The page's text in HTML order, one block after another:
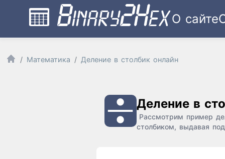
О сайте
Математика Деление в столбик онлайн
Деление в
Рассмотрим пример
столбиком, выдавая